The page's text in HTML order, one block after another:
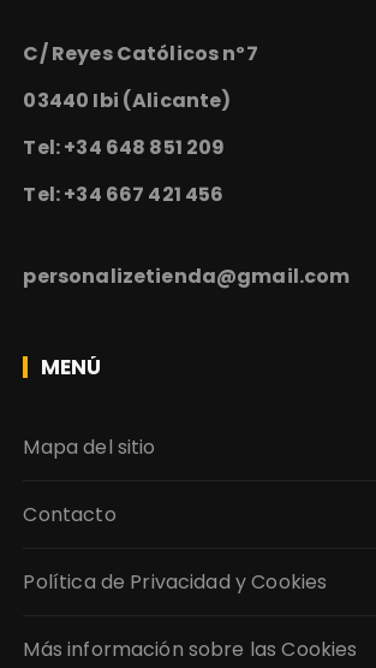
C/ Reyes Católicos nº7
03440 Ibi (Alicante)
Tel: +34 648 851 209
Tel: +34 667 421 456
personalizetienda@gmail.com
MENÚ
Mapa del sitio
Contacto
Política de Privacidad y Cookies
Más información sobre las Cookies